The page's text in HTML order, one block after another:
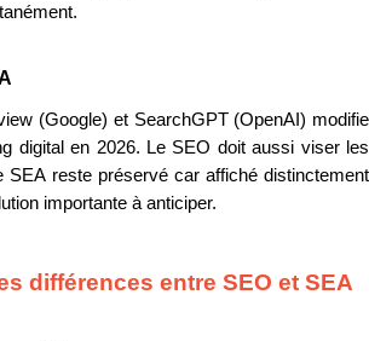
(Google) et SearchGPT (OpenAI) modifie
digital en 2026. Le SEO doit aussi viser les
SEA reste préservé car affiché distinctement
importante à anticiper.
différences entre SEO et SEA